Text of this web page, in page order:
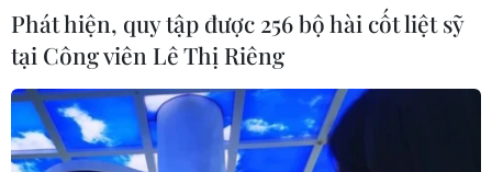
Phát hiện, quy tập được 256 bộ hài cốt liệt sỹ
tại Công viên Lê Thị Riêng